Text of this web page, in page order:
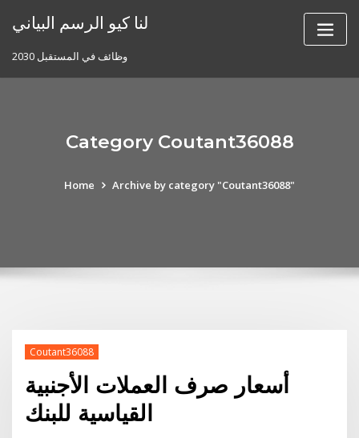
لنا كيو الرسم البياني
وظائف في المستقبل 2030
Category Coutant36088
Home Archive by category "Coutant36088"
Coutant36088
أسعار صرف العملات الأجنبية
القياسية للبنك